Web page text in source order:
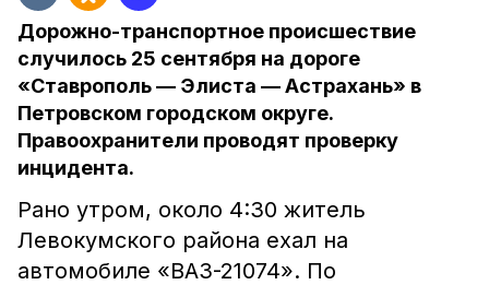
Дорожно-транспортное происшествие
случилось 25 сентября на дороге
«Ставрополь — Элиста — Астрахань» в
Петровском городском округе.
Правоохранители проводят проверку
инцидента.
Рано утром, около 4:30 житель
Левокумского района ехал на
автомобиле «ВАЗ-21074». По